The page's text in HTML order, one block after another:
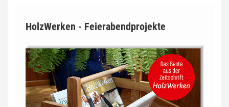
HolzWerken - Feierabendprojekte